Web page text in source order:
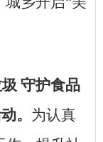
守护食品
。 为认真